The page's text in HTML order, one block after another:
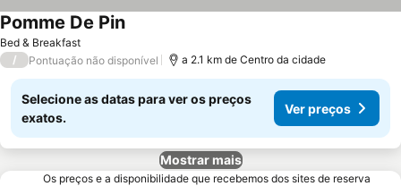
Bed & Breakfast
Pomme De Pin
/ Pontuação não disponível a 2.1 km de Centro da cidade
Selecione as datas para ver os preços
exatos.
Ver preços
Mostrar mais
Os preços e a disponibilidade que recebemos dos sites de reserva